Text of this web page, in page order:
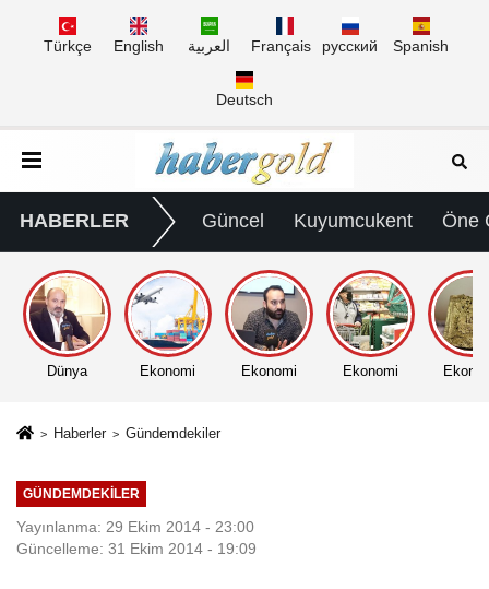
Türkçe English العربية Français русский Spanish
Deutsch
HABERLER Güncel Kuyumcukent Öne
Dünya Ekonomi Ekonomi Ekonomi
Haberler Gündemdekiler
GÜNDEMDEKILER
Yayınlanma: 29 Ekim 2014 - 23:00
Güncelleme: 31 Ekim 2014 - 19:09